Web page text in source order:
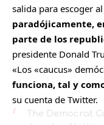
salida para escoger
paradójicamente,
parte de los
presidente Donald
«Los «caucus»
funciona, tal y
su cuenta de Twitter.
The Democrat